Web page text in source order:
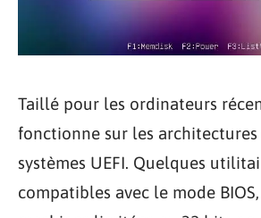
Taillé pour les ordinateurs
fonctionne sur les
systèmes UEFI. Quelques
compatibles avec le mode